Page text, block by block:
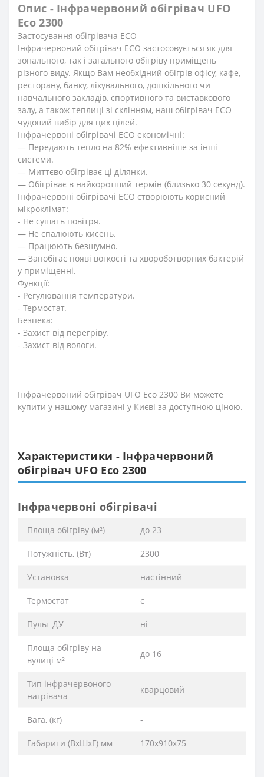
Опис - Інфрачервоний обігрівач UFO
Eco 2300
Застосування обігрівача ECО
Інфрачервоний обігрівач ECO застосовується як для
зонального, так і загального обігріву приміщень
різного виду. Якщо Вам необхідний обігрів офісу, кафе,
ресторану, банку, лікувального, дошкільного чи
навчального закладів, спортивного та виставкового
залу, а також теплиці зі склінням, наш обігрівач ECO
чудовий вибір для цих цілей.
Інфрачервоні обігрівачі ECO економічні:
— Передають тепло на 82% ефективніше за інші
системи.
— Миттєво обігріває ці ділянки.
— Обігріває в найкоротший термін (близько 30 секунд).
Інфрачервоні обігрівачі ECO створюють корисний
мікроклімат:
- Не сушать повітря.
— Не спалюють кисень.
— Працюють безшумно.
— Запобігає появі вогкості та хвороботворних бактерій
у приміщенні.
Функції:
- Регулювання температури.
- Термостат.
Безпека:
- Захист від перегріву.
- Захист від вологи.
Інфрачервоний обігрівач UFO Eco 2300 Ви можете
купити у нашому магазині у Києві за доступною ціною.
Характеристики - Інфрачервоний
обігрівач UFO Eco 2300
Інфрачервоні обігрівачі
Площа обігріву (м²) до 23
Потужність, (Вт) 2300
Установка настінний
Термостат є
Пульт ДУ ні
Площа обігріву на
вулиці м²
до 16
Тип інфрачервоного
нагрівача
кварцовий
Вага, (кг) -
Габарити (ВхШхГ) мм 170х910х75